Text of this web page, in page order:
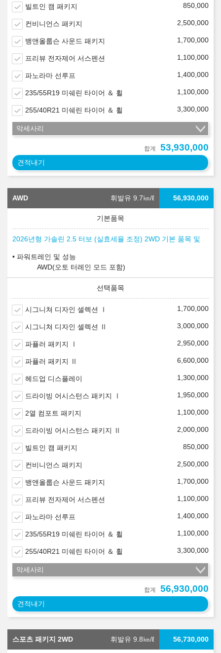
빌트인 캠 패키지 850,000
컨비니언스 패키지 2,500,000
뱅앤올룹슨 사운드 패키지 1,700,000
프리뷰 전자제어 서스펜션 1,100,000
파노라마 선루프 1,400,000
235/55R19 미쉐린 타이어 ＆ 휠 1,100,000
255/40R21 미쉐린 타이어 ＆ 휠 3,300,000
악세사리
합계 53,930,000
견적내기
AWD 휘발유 9.7㎞/ℓ 56,930,000
2026년형 가솔린 2.5 터보 (실효세율 조정) 2WD 기본 품목 및
파워트레인 및 성능
AWD(오토 터레인 모드 포함)
시그니쳐 디자인 셀렉션 Ⅰ 1,700,000
시그니쳐 디자인 셀렉션 Ⅱ 3,000,000
파퓰러 패키지 Ⅰ 2,950,000
파퓰러 패키지 Ⅱ 6,600,000
헤드업 디스플레이 1,300,000
드라이빙 어시스턴스 패키지 Ⅰ 1,950,000
2열 컴포트 패키지 1,100,000
드라이빙 어시스턴스 패키지 Ⅱ 2,000,000
빌트인 캠 패키지 850,000
컨비니언스 패키지 2,500,000
뱅앤올룹슨 사운드 패키지 1,700,000
프리뷰 전자제어 서스펜션 1,100,000
파노라마 선루프 1,400,000
235/55R19 미쉐린 타이어 ＆ 휠 1,100,000
255/40R21 미쉐린 타이어 ＆ 휠 3,300,000
악세사리
합계 56,930,000
견적내기
스포츠 패키지 2WD 휘발유 9.8㎞/ℓ 56,730,000